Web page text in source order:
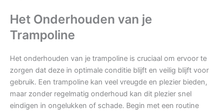
Het Onderhouden van je
Trampoline
Het onderhouden van je trampoline is cruciaal om ervoor te
zorgen dat deze in optimale conditie blijft en veilig blijft voor
gebruik. Een trampoline kan veel vreugde en plezier bieden,
maar zonder regelmatig onderhoud kan dit plezier snel
eindigen in ongelukken of schade. Begin met een routine